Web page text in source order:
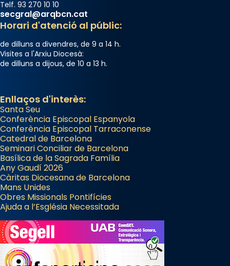
Telf. 93 270 10 10
secgral@arqbcn.cat
Horari d'atenció al públic:
de dilluns a divendres, de 9 a 14 h.
Visites a l'Arxiu Diocesà:
de dilluns a dijous, de 10 a 13 h.
Enllaços d'interès:
Santa Seu
Conferència Episcopal Espanyola
Conferència Episcopal Tarraconense
Catedral de Barcelona
Seminari Conciliar de Barcelona
Basílica de la Sagrada Família
Any Gaudí 2026
Càritas Diocesana de Barcelona
Mans Unides
Obres Missionals Pontifícies
Ajuda a l’Església Necessitada